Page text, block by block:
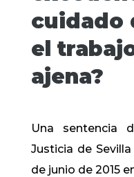
cuidado
el
ajena?
Una sentencia
Justicia de
de junio de 2015